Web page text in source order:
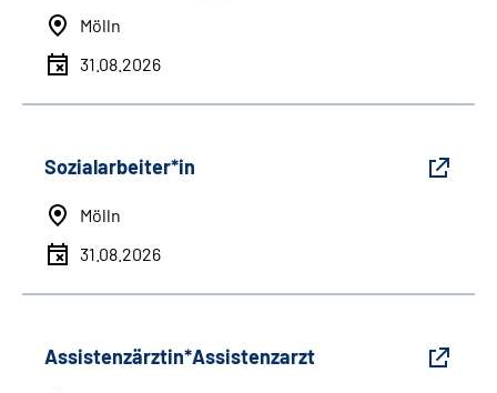
Mölln
31.08.2026
Sozialarbeiter*in
Mölln
31.08.2026
Assistenzärztin*Assistenzarzt